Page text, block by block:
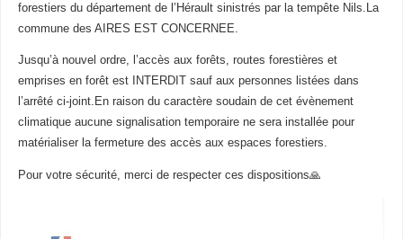
forestiers du département de l’Hérault sinistrés par la tempête Nils.La
commune des AIRES EST CONCERNEE.
Jusqu’à nouvel ordre, l’accès aux forêts, routes forestières et
emprises en forêt est INTERDIT sauf aux personnes listées dans
l’arrêté ci-joint.En raison du caractère soudain de cet évènement
climatique aucune signalisation temporaire ne sera installée pour
matérialiser la fermeture des accès aux espaces forestiers.
Pour votre sécurité, merci de respecter ces dispositions🙏